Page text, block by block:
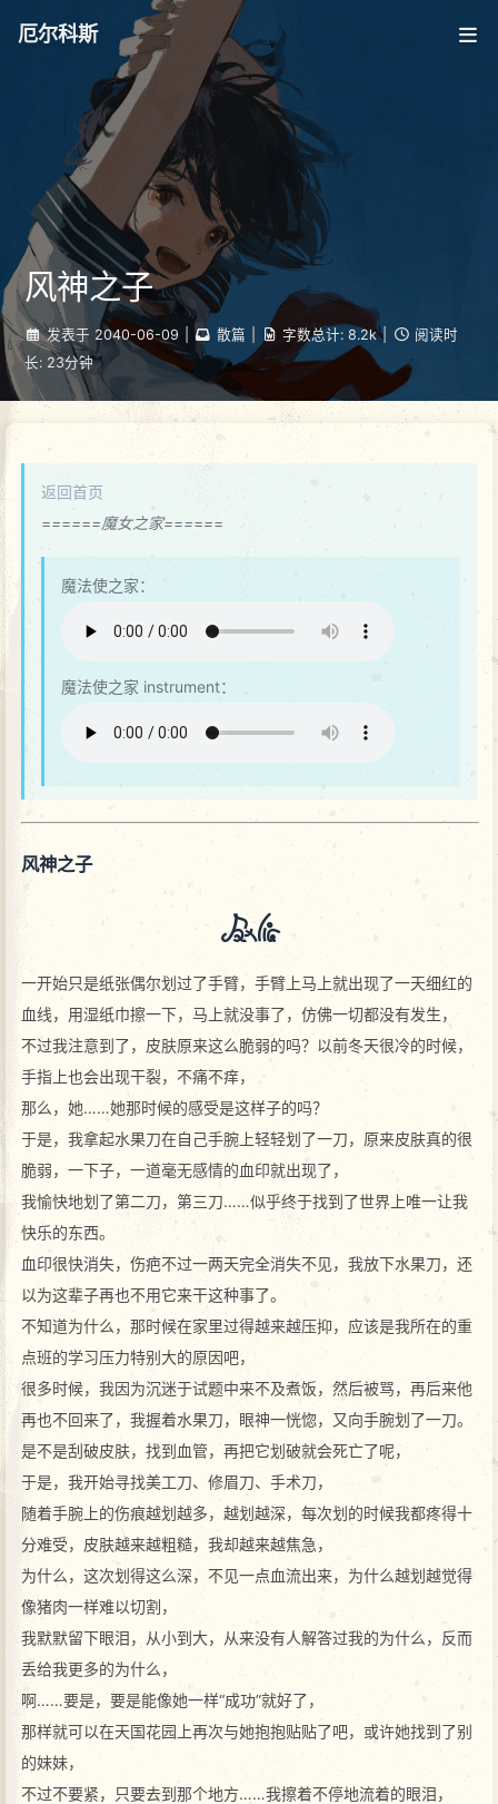
厄尔科斯
风神之子
发表于 2040-06-09 散篇 字数总计: 8.2k |
阅读时
长: 23分钟
返回首页
======魔女之家======
魔法使之家：
魔法使之家 instrument：
风神之子
wenka
一开始只是纸张偶尔划过了手臂，手臂上马上就出现了一天细红的
血线，用湿纸巾擦一下，马上就没事了，仿佛一切都没有发生，
不过我注意到了，皮肤原来这么脆弱的吗？以前冬天很冷的时候，
手指上也会出现干裂，不痛不痒，
那么，她……她那时候的感受是这样子的吗？
于是，我拿起水果刀在自己手腕上轻轻划了一刀，原来皮肤真的很
脆弱，一下子，一道毫无感情的血印就出现了，
我愉快地划了第二刀，第三刀……似乎终于找到了世界上唯一让我
快乐的东西。
血印很快消失，伤疤不过一两天完全消失不见，我放下水果刀，还
以为这辈子再也不用它来干这种事了。
不知道为什么，那时候在家里过得越来越压抑，应该是我所在的重
点班的学习压力特别大的原因吧，
很多时候，我因为沉迷于试题中来不及煮饭，然后被骂，再后来他
再也不回来了，我握着水果刀，眼神一恍惚，又向手腕划了一刀。
是不是刮破皮肤，找到血管，再把它划破就会死亡了呢，
于是，我开始寻找美工刀、修眉刀、手术刀，
随着手腕上的伤痕越划越多，越划越深，每次划的时候我都疼得十
分难受，皮肤越来越粗糙，我却越来越焦急，
为什么，这次划得这么深，不见一点血流出来，为什么越划越觉得
像猪肉一样难以切割，
我默默留下眼泪，从小到大，从来没有人解答过我的为什么，反而
丢给我更多的为什么，
啊……要是，要是能像她一样“成功”就好了，
那样就可以在天国花园上再次与她抱抱贴贴了吧，或许她找到了别
的妹妹，
不过不要紧，只要去到那个地方……我擦着不停地流着的眼泪，